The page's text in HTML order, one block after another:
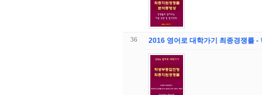
36 2016 영어로 대학가기 최종경쟁률 -